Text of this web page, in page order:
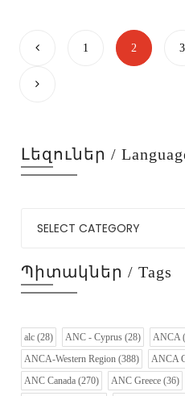
1 2 3
Լեզուներ /
Պիտակներ / Tags
alc (28) ANC - Cyprus (28) ANCA
ANCA-Western Region (388) ANCA
ANC Canada (270) ANC Greece (36)